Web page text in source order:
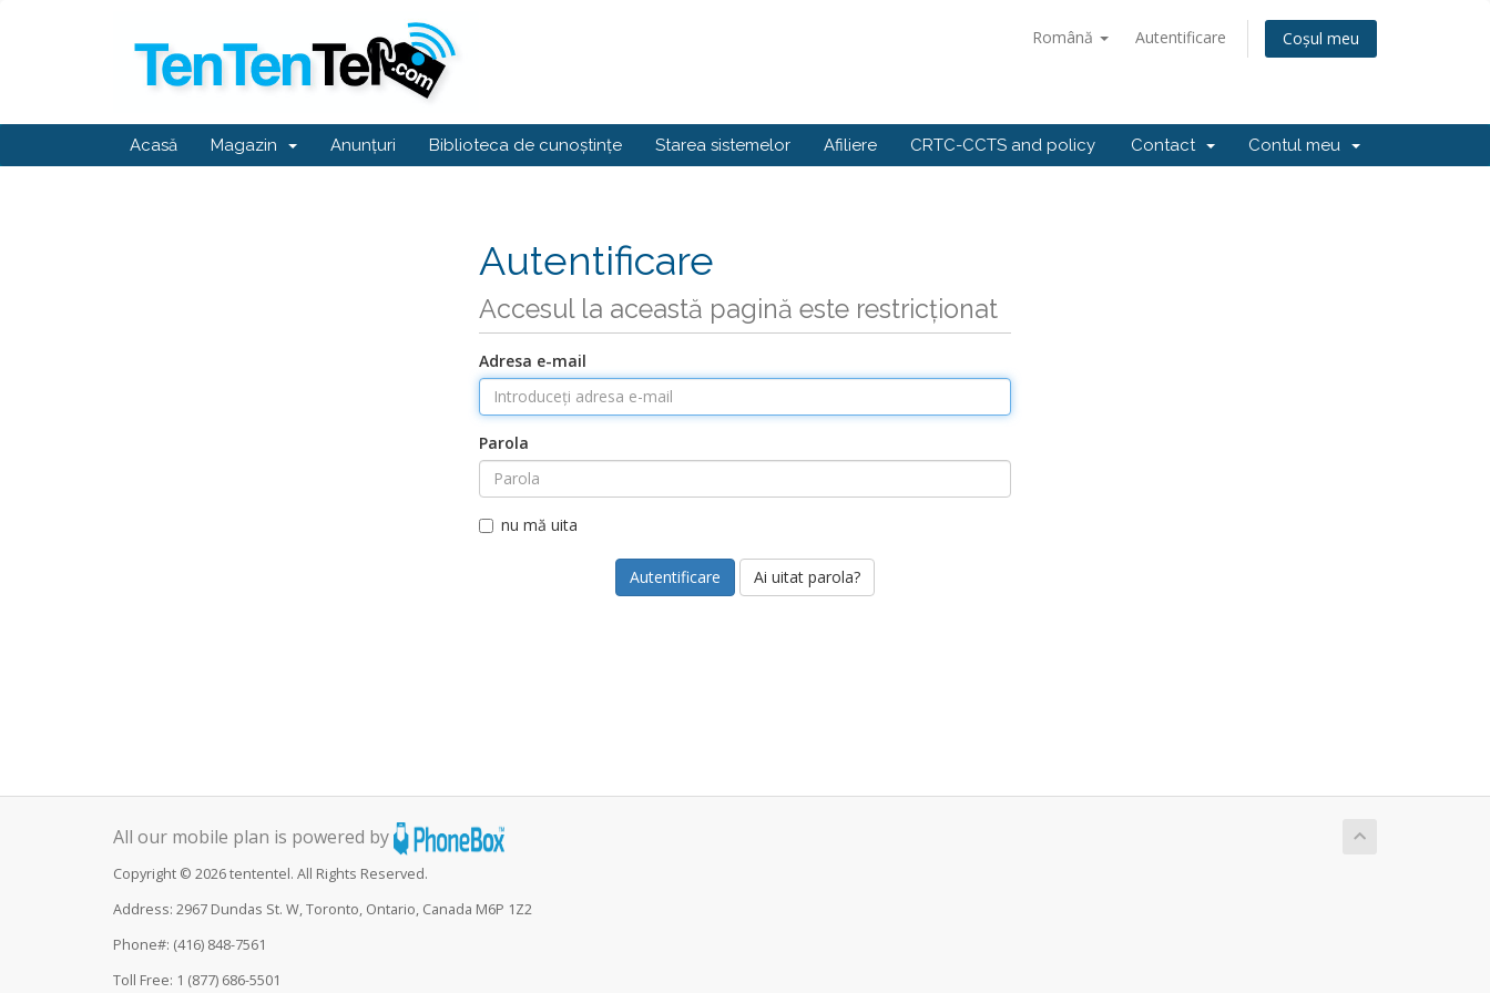
Română Autentificare Coșul meu
Acasă Magazin Anunțuri Biblioteca de cunoștințe Starea sistemelor Afiliere CRTC-CCTS and policy Contact Contul meu
Autentificare
Accesul la această pagină este restricționat
Adresa e-mail
Parola
nu mă uita
Ai uitat parola?
All our mobile plan is powered by
Copyright © 2026 tententel. All Rights Reserved.
Address: 2967 Dundas St. W, Toronto, Ontario, Canada M6P 1Z2
Phone#: (416) 848-7561
Toll Free: 1 (877) 686-5501